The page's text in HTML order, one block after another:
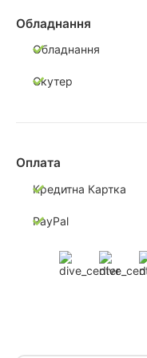
Обладнання
Обладнання
Скутер
Оплата
Кредитна Картка
PayPal